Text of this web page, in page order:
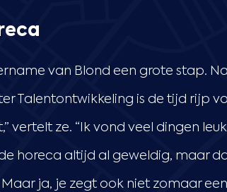
van Blond een grote stap.
Talentontwikkeling is de tijd rijp
vertelt ze. “Ik vond veel dingen
horeca altijd al geweldig, maar
ja, je zegt ook niet zomaar